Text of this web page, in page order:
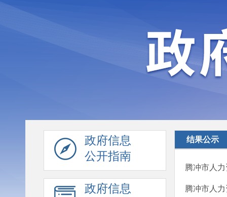
政府信息
公开指南
政府信息
结果公示
腾冲市人
腾冲市人